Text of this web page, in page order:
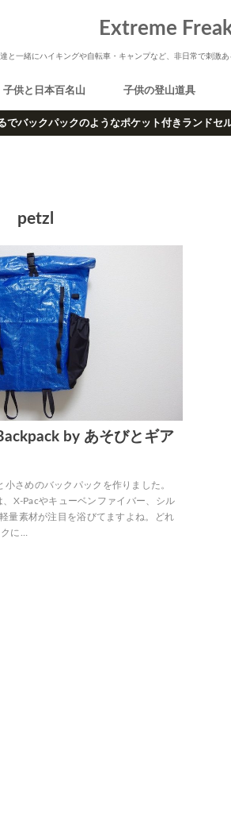
Extreme
と一緒にハイキングや自転車・キャンプなど、非日常で刺激
子供と日本百名山 子供の登山道具
でバックパックのようなポケット付きランドセ
petzl
by あそびとギア
さめのバックパックを作りました。
X-Pacやキューベンファイバー、シル
量素材が注目を浴びてますよね。どれ
に…